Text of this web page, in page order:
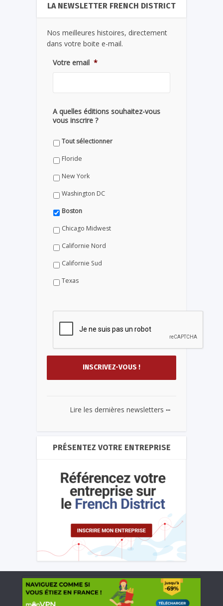
LA NEWSLETTER FRENCH DISTRICT
Nos meilleures histoires, directement
dans votre boite e-mail.
Votre email *
A quelles éditions souhaitez-vous
vous inscrire ?
Tout sélectionner
Floride
New York
Washington DC
Boston
Chicago Midwest
Californie Nord
Californie Sud
Texas
Lire les dernières newsletters ...
PRÉSENTEZ VOTRE ENTREPRISE